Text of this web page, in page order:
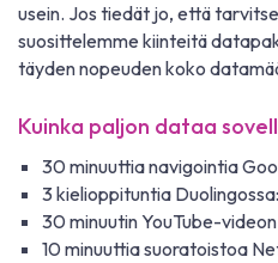
usein. Jos tiedät jo, että
suosittelemme kiinteitä
täyden nopeuden koko
Kuinka paljon dataa
30 minuuttia navigointia
3 kielioppituntia
30 minuutin YouTube-
10 minuuttia suoratoistoa